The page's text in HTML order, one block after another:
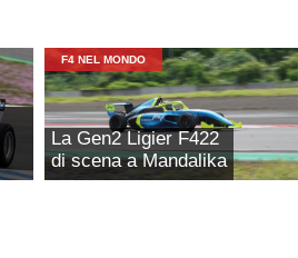
F4 NEL MONDO
La Gen2 Ligier F422
di scena a Mandalika